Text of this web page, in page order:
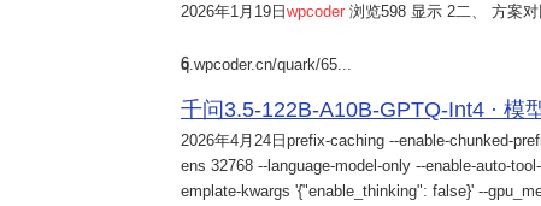
2026年1月19日wpcoder 浏览598 显示 2二、 方案
6
q.wpcoder.cn/quark/65...
千问3.5-122B-A10B-GPTQ-Int4 · 模
2026年4月24日 prefix-caching --enable-chunked-
ens 32768 --language-model-only --enable-auto-
emplate-kwargs '{"enable_thinking": false}' --